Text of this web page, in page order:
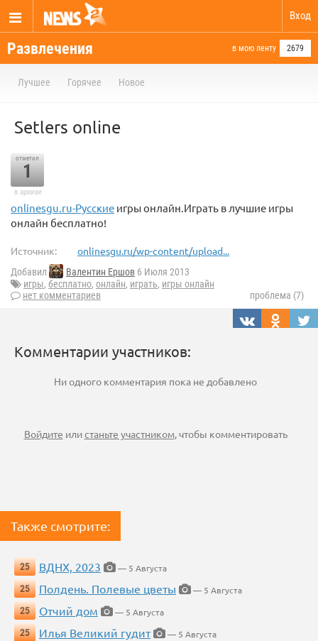
Вход
Развлечения в мою ленту 2679
Лучшее Горячее Новое
Setlers online
отметил
1
в архиве
onlinesgu.ru-Русские игры онлайн.Играть в лучшие игры
онлайн бесплатно!
Источник: onlinesgu.ru/wp-content/upload...
Добавил Валентин Ершов 6 Июля 2013
игры, бесплатно, онлайн, играть, игры онлайн
нет комментариев
проблема (7)
Комментарии участников:
Ни одного комментария пока не добавлено
Войдите илистаньте участником, чтобы комментировать
Также смотрите:
25 ВДНХ, 2023
— 5 Августа
25
Полдень. Полевые цветы
— 5 Августа
25
Отчий дом
— 5 Августа
25
Илья Великий гудит
— 5 Августа